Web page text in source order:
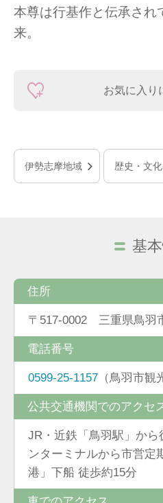
本尊は行基作と伝承され
来。
お気に入り
伊勢志摩地域 歴史・文
基
住所
〒517-0002 三重県鳥羽
電話番号
0599-25-1157 （鳥羽市観
公共交通機関でのアクセ
JR・近鉄「鳥羽駅」から
ンターミナルから市営定
港」下船 徒歩約15分